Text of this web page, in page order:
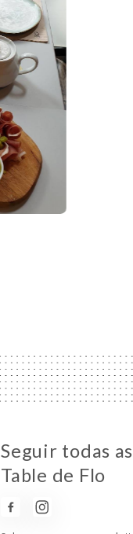
Seguir todas
Table de Flo